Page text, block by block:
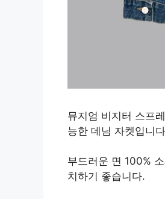
뮤지엄 비지터 스프
능한 데님 자켓입니
부드러운 면 100%
치하기 좋습니다.